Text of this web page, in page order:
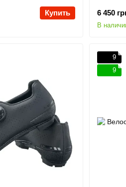
Купить 6 450
В
9
9